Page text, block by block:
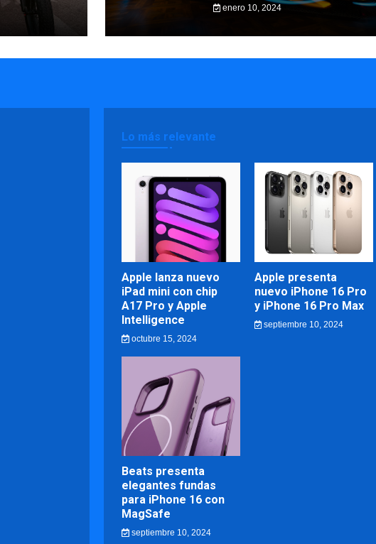
enero 10, 2024
Lo más relevante
Apple lanza nuevo
iPad mini con chip
A17 Pro y Apple
Intelligence
octubre 15, 2024
Apple presenta
nuevo iPhone 16 Pro
y iPhone 16 Pro Max
septiembre 10, 2024
Beats presenta
elegantes fundas
para iPhone 16 con
MagSafe
septiembre 10, 2024